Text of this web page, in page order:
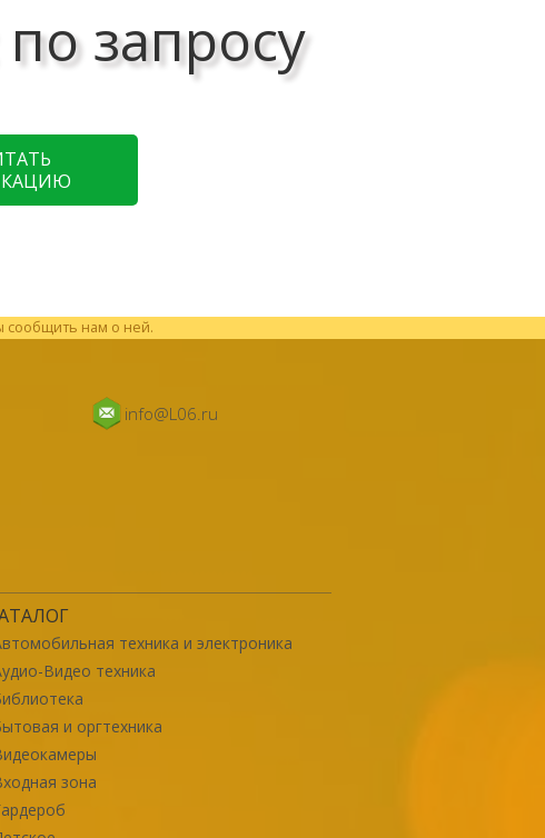
запросу
сообщить нам о ней.
info@L06.ru
техника и электроника
Видео техника
и оргтехника
зона